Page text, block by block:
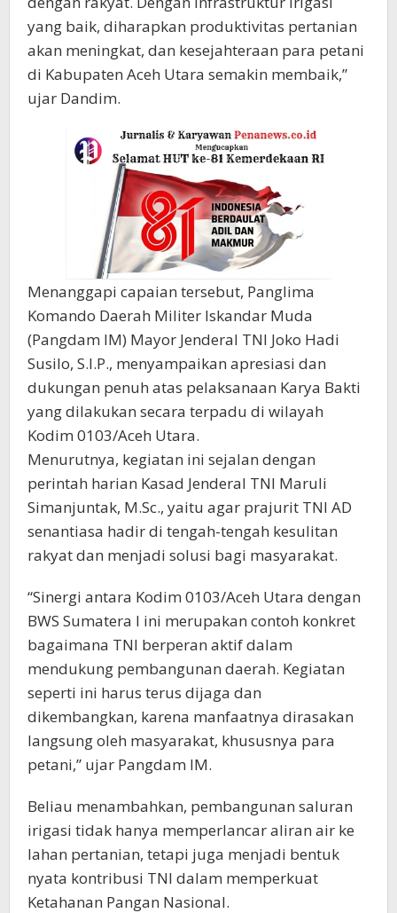
yang baik, diharapkan produktivitas pertanian
akan meningkat, dan kesejahteraan para petani
di Kabupaten Aceh Utara semakin membaik,”
ujar Dandim.
Menanggapi capaian tersebut, Panglima
Komando Daerah Militer Iskandar Muda
(Pangdam IM) Mayor Jenderal TNI Joko Hadi
Susilo, S.I.P., menyampaikan apresiasi dan
dukungan penuh atas pelaksanaan Karya Bakti
yang dilakukan secara terpadu di wilayah
Kodim 0103/Aceh Utara.
Menurutnya, kegiatan ini sejalan dengan
perintah harian Kasad Jenderal TNI Maruli
Simanjuntak, M.Sc., yaitu agar prajurit TNI AD
senantiasa hadir di tengah-tengah kesulitan
rakyat dan menjadi solusi bagi masyarakat.
“Sinergi antara Kodim 0103/Aceh Utara dengan
BWS Sumatera I ini merupakan contoh konkret
bagaimana TNI berperan aktif dalam
mendukung pembangunan daerah. Kegiatan
seperti ini harus terus dijaga dan
dikembangkan, karena manfaatnya dirasakan
langsung oleh masyarakat, khususnya para
petani,” ujar Pangdam IM.
Beliau menambahkan, pembangunan saluran
irigasi tidak hanya memperlancar aliran air ke
lahan pertanian, tetapi juga menjadi bentuk
nyata kontribusi TNI dalam memperkuat
Ketahanan Pangan Nasional.